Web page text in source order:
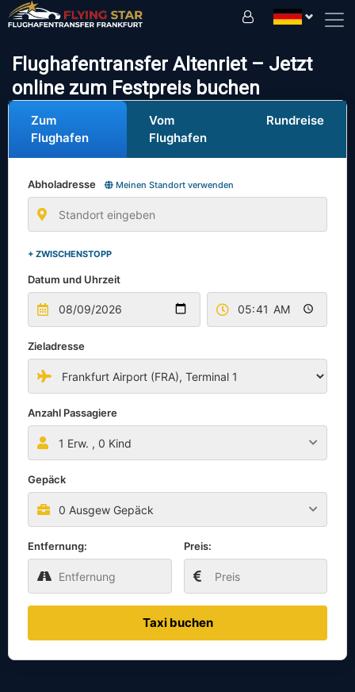
Flughafentransfer Altenriet – Jetzt
online zum Festpreis buchen
Zum
Flughafen
Vom
Flughafen
Rundreise
Abholadresse Meinen Standort verwenden
+ ZWISCHENSTOPP
Datum und Uhrzeit
Zieladresse
Anzahl Passagiere
1 Erw. , 0 Kind
Gepäck
0 Ausgew Gepäck
Entfernung: Preis:
Taxi buchen